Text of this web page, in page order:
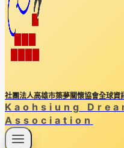
社團法人高雄市築夢關懷協會全球資
Kaohsiung
Association